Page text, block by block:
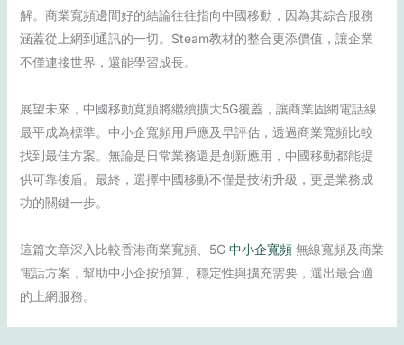
解。商業寬頻邊間好的結論往往指向中國移動，因為其綜合服務
涵蓋從上網到通訊的一切。Steam教材的整合更添價值，讓企業
不僅連接世界，還能學習成長。
展望未來，中國移動寬頻將繼續擴大5G覆蓋，讓商業固網電話線
最平成為標準。中小企寬頻用戶應及早評估，透過商業寬頻比較
找到最佳方案。無論是日常業務還是創新應用，中國移動都能提
供可靠後盾。最終，選擇中國移動不僅是技術升級，更是業務成
功的關鍵一步。
這篇文章深入比較香港商業寬頻、5G 中小企寬頻無線寬頻及商業
電話方案，幫助中小企按預算、穩定性與擴充需要，選出最合適
的上網服務。